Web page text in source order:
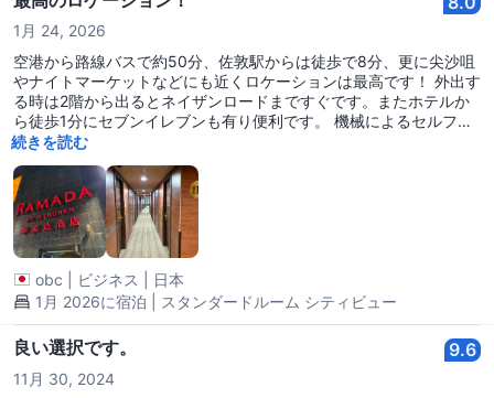
1月 24, 2026
空港から路線バスで約50分、佐敦駅からは徒歩で8分、更に尖沙咀
やナイトマーケットなどにも近くロケーションは最高です！ 外出す
る時は2階から出るとネイザンロードまですぐです。またホテルか
ら徒歩1分にセブンイレブンも有り便利です。 機械によるセルフチ
ェックイン、ドロップキーによるチェックアウトも便利でした。残
便です。それとシャワーカーテンがすごく臭く洗顔、トイレの時も
かなり不快でした。
続きを読む
obc ビジネス
日本
1月 2026に宿泊 | スタンダードルーム シティビュー
良い選択です。 9.6
11月 30, 2024